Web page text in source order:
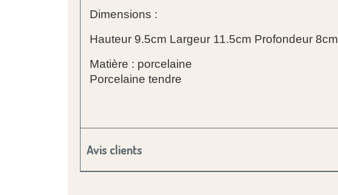
Dimensions :
Hauteur 9.5cm Largeur 11.5cm Profondeur 8cm
Matière : porcelaine
Porcelaine tendre
Avis clients